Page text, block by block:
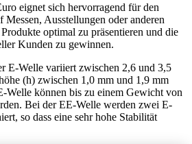
eignet sich hervorragend für den
Messen, Ausstellungen oder anderen
optimal zu präsentieren und die
Kunden zu gewinnen.
E-Welle variiert zwischen 2,6 und 3,5
(h) zwischen 1,0 mm und 1,9 mm
Welle können bis zu einem Gewicht von
Bei der EE-Welle werden zwei E-
so dass eine sehr hohe Stabilität